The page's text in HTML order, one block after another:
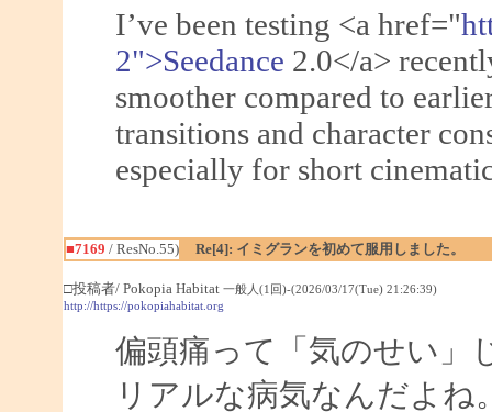
I’ve been testing <a href="
2">Seedance 2.0</a>
smoother compared to
transitions and character
especially for short
■7169 / ResNo.55) Re[4]: イミグランを初めて服用しました。
□投稿者/ Pokopia Habitat 一般人(1回)-(2026/03/17(Tue) 21:26:39)
http://https://pokopiahabitat.org
偏頭痛って「気のせい」
リアルな病気なんだよね